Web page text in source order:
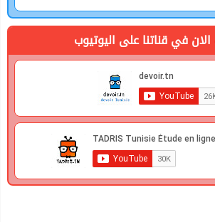
في قناتنا على اليوتيوب